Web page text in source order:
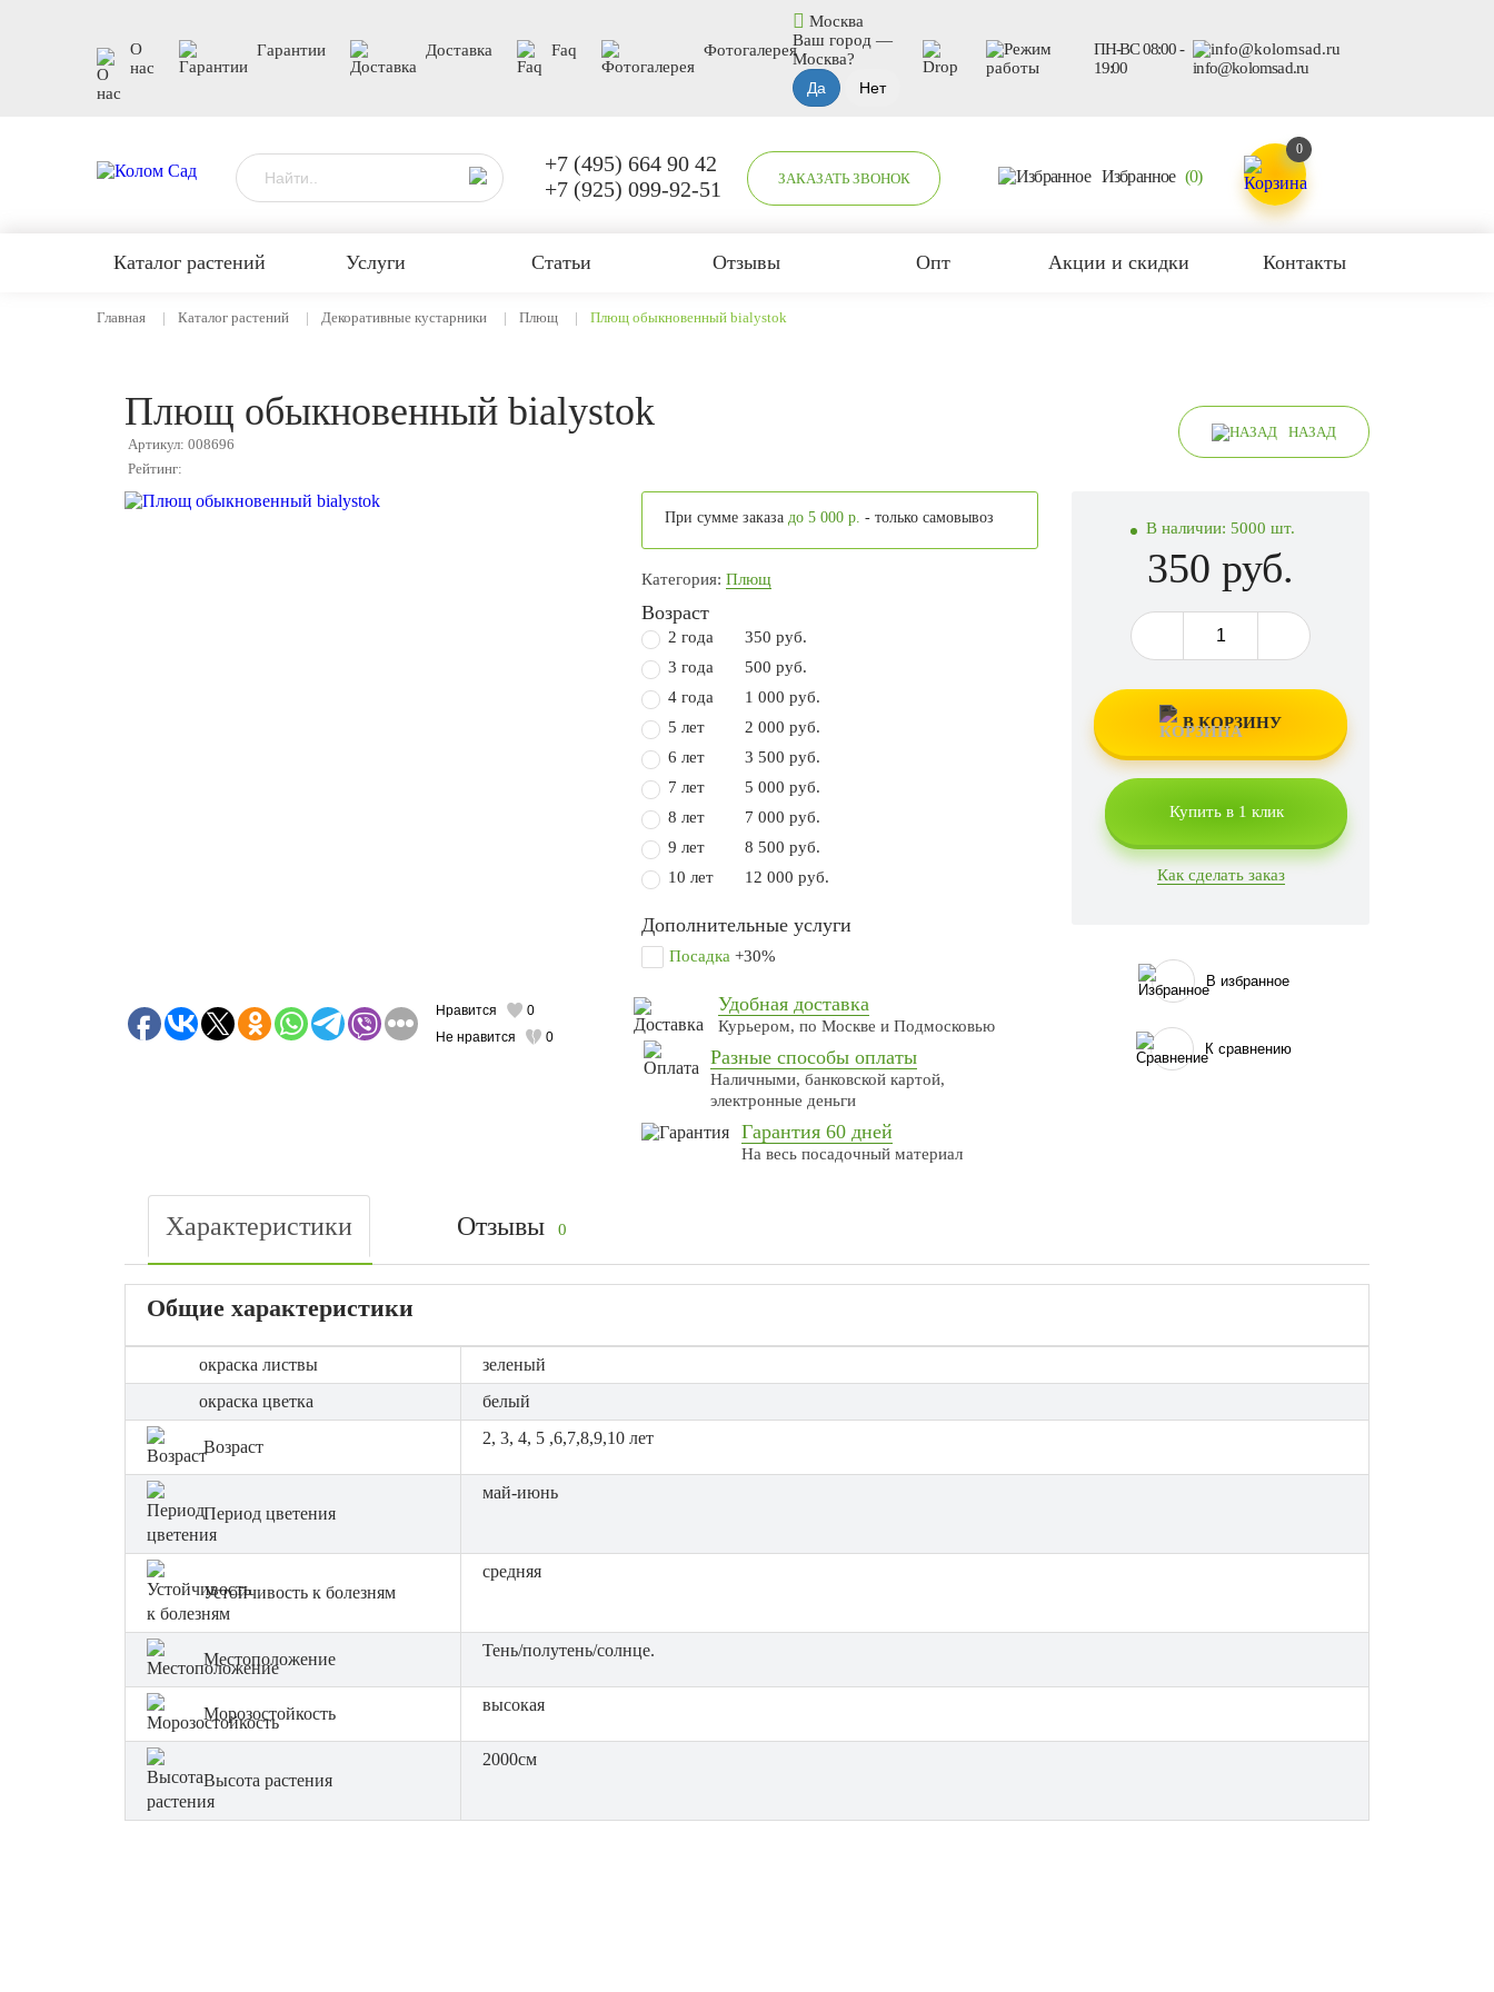
О
нас
Гарантии Доставка Faq Фотогалерея
Москва
Ваш город —
Москва?
ПН-ВС 08:00 -
19:00
info@kolomsad.ru
+7 (495) 664 90 42
+7 (925) 099-92-51
ЗАКАЗАТЬ ЗВОНОК Избранное (0)
0
Каталог растений Услуги Статьи Отзывы Опт Акции и скидки Контакты
Главная Каталог растений Декоративные кустарники Плющ Плющ обыкновенный bialystok
Плющ обыкновенный bialystok
Артикул: 008696
Рейтинг:
НАЗАД
Нравится
0
Не нравится
0
При сумме заказадо 5 000 р. - только самовывоз
Категория:Плющ
Возраст
2 года
350 руб.
3 года
500 руб.
4 года
1 000 руб.
5 лет
2 000 руб.
6 лет
3 500 руб.
7 лет
5 000 руб.
8 лет
7 000 руб.
9 лет
8 500 руб.
10 лет
12 000 руб.
Дополнительные услуги
Посадка +30%
Удобная доставка
Курьером, по Москве и Подмосковью
Разные способы оплаты
Наличными, банковской картой,
электронные деньги
Гарантия 60 дней
На весь посадочный материал
В наличии: 5000 шт.
350 руб.
В КОРЗИНУ
Купить в 1 клик
Как сделать заказ
В избранное
К сравнению
Характеристики Отзывы 0
Общие характеристики
окраска листвы
зеленый
окраска цветка
белый
Возраст 2, 3, 4, 5 ,6,7,8,9,10 лет
Период цветения
май-июнь
Устойчивость к болезням
средняя
Местоположение Тень/полутень/солнце.
Морозостойкость высокая
Высота растения
2000см